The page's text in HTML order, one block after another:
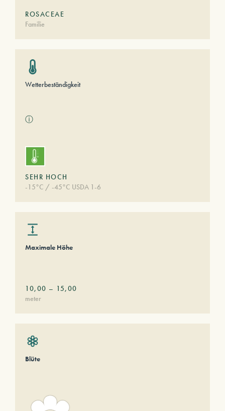
ROSACEAE
Familie
Wetterbeständigkeit
ⓘ
SEHR HOCH
-15°C / -45°C USDA 1-6
Maximale Höhe
10,00 – 15,00
meter
Blüte